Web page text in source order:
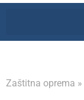
Zaštitna oprema »